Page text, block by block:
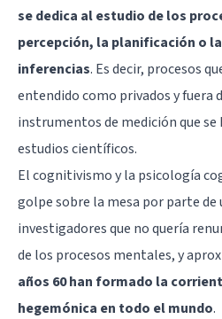
se dedica al estudio de los
percepción, la planificación o
inferencias. Es decir, procesos
entendido como privados y fuera
instrumentos de medición que
estudios científicos.
El cognitivismo y la psicología
golpe sobre la mesa por parte de
investigadores que no quería
de los procesos mentales, y
años 60 han formado la
hegemónica en todo el mundo.